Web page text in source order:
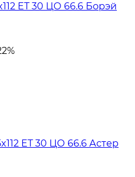
ЕТ 30 ЦО 66.6 Борэй
ЕТ 30 ЦО 66.6 Астер